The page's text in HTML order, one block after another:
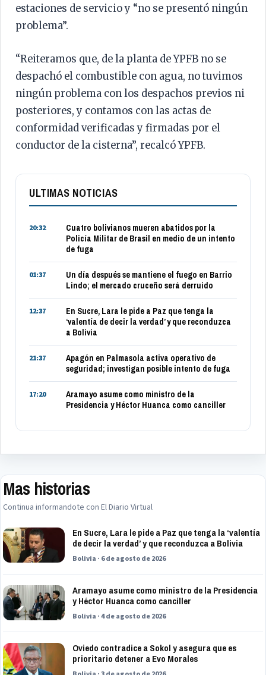
estaciones de servicio y “no se presentó ningún
problema”.
“Reiteramos que, de la planta de YPFB no se
despachó el combustible con agua, no tuvimos
ningún problema con los despachos previos ni
posteriores, y contamos con las actas de
conformidad verificadas y firmadas por el
conductor de la cisterna”, recalcó YPFB.
ULTIMAS NOTICIAS
20:32
Cuatro bolivianos mueren abatidos por la
Policía Militar de Brasil en medio de un intento
de fuga
01:37
Un día después se mantiene el fuego en Barrio
Lindo; el mercado cruceño será derruido
12:37
En Sucre, Lara le pide a Paz que tenga la
‘valentía de decir la verdad’ y que reconduzca
a Bolivia
21:37
Apagón en Palmasola activa operativo de
seguridad; investigan posible intento de fuga
17:20
Aramayo asume como ministro de la
Presidencia y Héctor Huanca como canciller
Mas historias
Continua informandote con El Diario Virtual
En Sucre, Lara le pide a Paz que tenga la ‘valentía
de decir la verdad’ y que reconduzca a Bolivia
Bolivia · 6 de agosto de 2026
Aramayo asume como ministro de la Presidencia
y Héctor Huanca como canciller
Bolivia · 4 de agosto de 2026
Oviedo contradice a Sokol y asegura que es
prioritario detener a Evo Morales